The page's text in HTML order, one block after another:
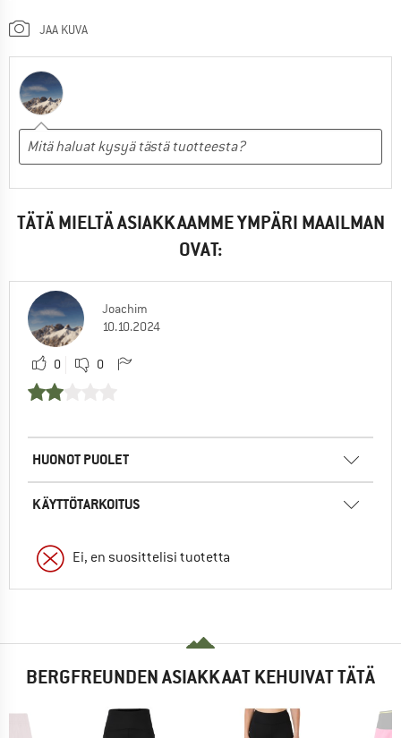
JAA KUVA
TÄTÄ MIELTÄ ASIAKKAAMME YMPÄRI MAAILMAN
OVAT:
Joachim
10.10.2024
0 0
HUONOT PUOLET
KÄYTTÖTARKOITUS
Ei, en suosittelisi tuotetta
BERGFREUNDEN ASIAKKAAT KEHUIVAT TÄTÄ